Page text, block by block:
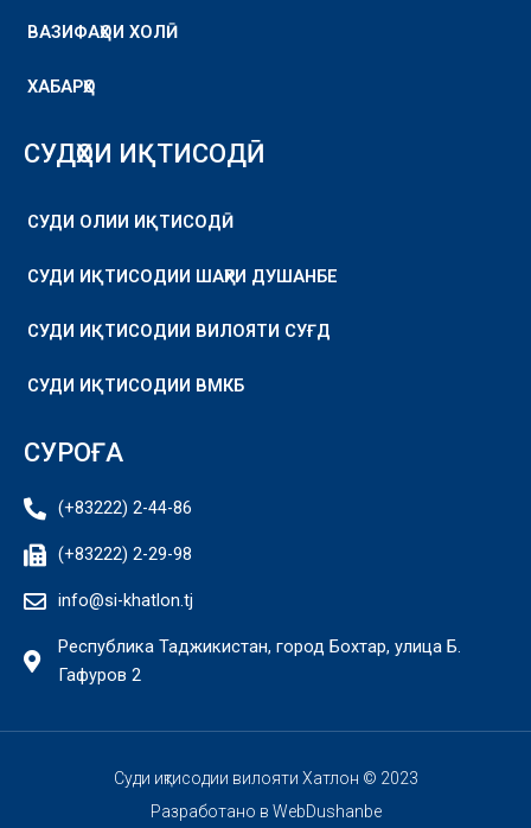
ВАЗИФАҲОИ ХОЛӢ
ХАБАРҲО
СУДҲОИ ИҚТИСОДӢ
СУДИ ОЛИИ ИҚТИСОДӢ
СУДИ ИҚТИСОДИИ ШАҲРИ ДУШАНБЕ
СУДИ ИҚТИСОДИИ ВИЛОЯТИ СУҒД
СУДИ ИҚТИСОДИИ ВМКБ
СУРОҒА
(+83222) 2-44-86
(+83222) 2-29-98
info@si-khatlon.tj
Республика Таджикистан, город Бохтар, улица Б.
Гафуров 2
Суди иқтисодии вилояти Хатлон © 2023
Разработано в WebDushanbe